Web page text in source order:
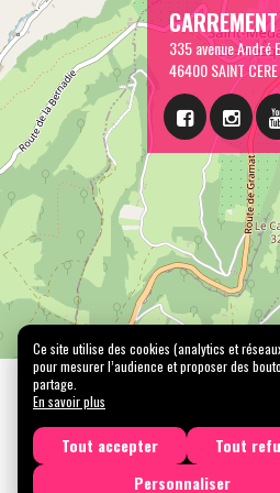
335 avenue André
46400 SAINT
Ce site utilise des cookies (analytics et
pour mesurer l’audience et proposer des
partage.
En savoir plus
Tout accepter
Tout
Personnaliser